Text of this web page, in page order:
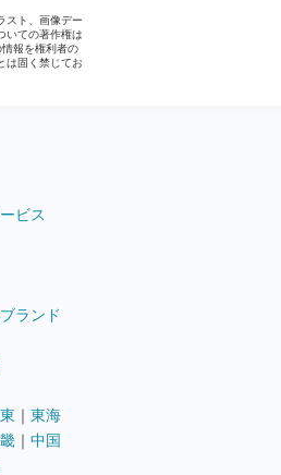
スト、画像デー
いての著作権は
報を権利者の
は固く禁じてお
ビス
ランド
｜ 東海
｜ 中国